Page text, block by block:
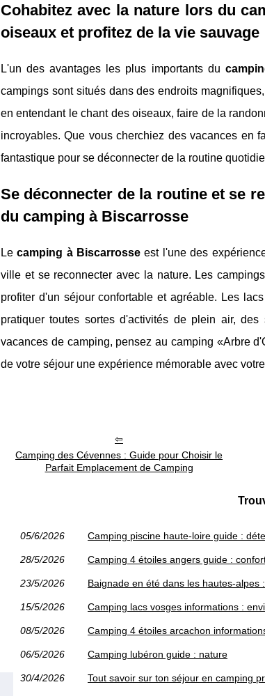
Cohabitez avec la nature lors du
oiseaux et profitez de la vie sauvage
L'un des avantages les plus importants du
campings sont situés dans des endroits
en entendant le chant des oiseaux, faire de la
incroyables. Que vous cherchiez des vacances en
fantastique pour se déconnecter de la routine
Se déconnecter de la routine et se
du camping à Biscarrosse
Lecamping à Biscarrosse est l'une des
ville et se reconnecter avec la nature. Les
profiter d'un séjour confortable et agréable. Les
pratiquer toutes sortes d'activités de plein air,
vacances de camping, pensez au camping «Arbre
de votre séjour une expérience mémorable avec
Camping des Cévennes : Guide pour Choisir le
Parfait Emplacement de Camping
05/6/2026 Camping piscine haute-loire guide :
28/5/2026 Camping 4 étoiles angers guide :
23/5/2026 Baignade en été dans les hautes-
15/5/2026 Camping lacs vosges informations :
08/5/2026 Camping 4 étoiles arcachon
06/5/2026 Camping lubéron guide : nature
30/4/2026 Tout savoir sur ton séjour en camping